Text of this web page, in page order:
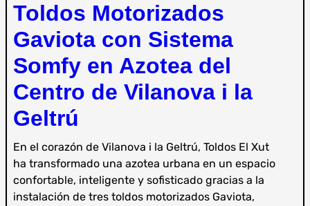
Toldos Motorizados
Gaviota con Sistema
Somfy en Azotea del
Centro de Vilanova i la
Geltrú
En el corazón de Vilanova i la Geltrú, Toldos El Xut
ha transformado una azotea urbana en un espacio
confortable, inteligente y sofisticado gracias a la
instalación de tres toldos motorizados Gaviota,